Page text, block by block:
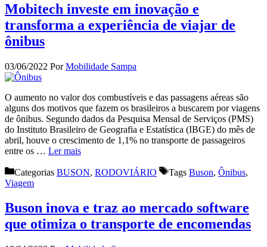
Mobitech investe em inovação e
transforma a experiência de viajar de
ônibus
03/06/2022 PorMobilidade Sampa
O aumento no valor dos combustíveis e das passagens aéreas são
alguns dos motivos que fazem os brasileiros a buscarem por viagens
de ônibus. Segundo dados da Pesquisa Mensal de Serviços (PMS)
do Instituto Brasileiro de Geografia e Estatística (IBGE) do mês de
abril, houve o crescimento de 1,1% no transporte de passageiros
entre os … Ler mais
Categorias BUSON, RODOVIÁRIO Tags Buson, Ônibus,
Viagem
Buson inova e traz ao mercado software
que otimiza o transporte de encomendas